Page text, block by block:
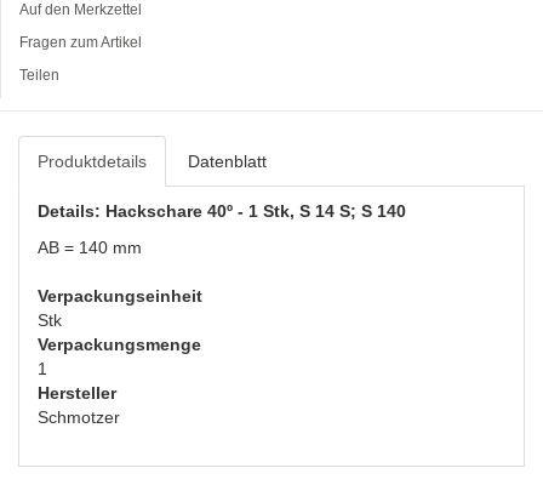
Auf den Merkzettel
Fragen zum Artikel
Teilen
Produktdetails Datenblatt
Details: Hackschare 40º - 1 Stk, S 14 S; S 140
AB = 140 mm
Verpackungseinheit
Stk
Verpackungsmenge
1
Hersteller
Schmotzer